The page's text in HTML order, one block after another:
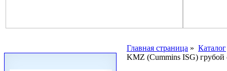
Главная страница » Каталог
KMZ (Cummins ISG)